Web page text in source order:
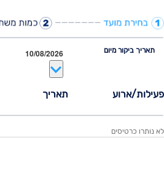
תאריך ביקור מיום
פעילות/ארוע תאריך
לא נותרו כרטיסים